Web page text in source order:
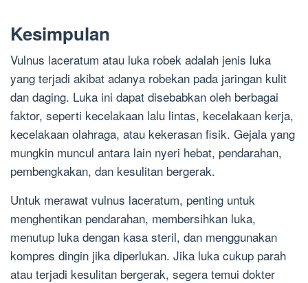
Kesimpulan
Vulnus laceratum atau luka robek adalah jenis luka
yang terjadi akibat adanya robekan pada jaringan kulit
dan daging. Luka ini dapat disebabkan oleh berbagai
faktor, seperti kecelakaan lalu lintas, kecelakaan kerja,
kecelakaan olahraga, atau kekerasan fisik. Gejala yang
mungkin muncul antara lain nyeri hebat, pendarahan,
pembengkakan, dan kesulitan bergerak.
Untuk merawat vulnus laceratum, penting untuk
menghentikan pendarahan, membersihkan luka,
menutup luka dengan kasa steril, dan menggunakan
kompres dingin jika diperlukan. Jika luka cukup parah
atau terjadi kesulitan bergerak, segera temui dokter